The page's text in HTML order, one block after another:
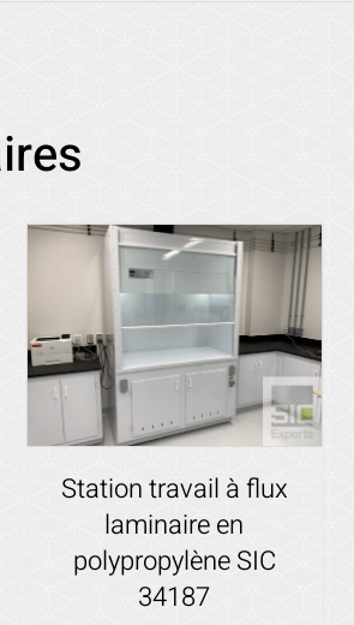
Voir les détails
Station travail à flux
laminaire en
polypropylène SIC
34187